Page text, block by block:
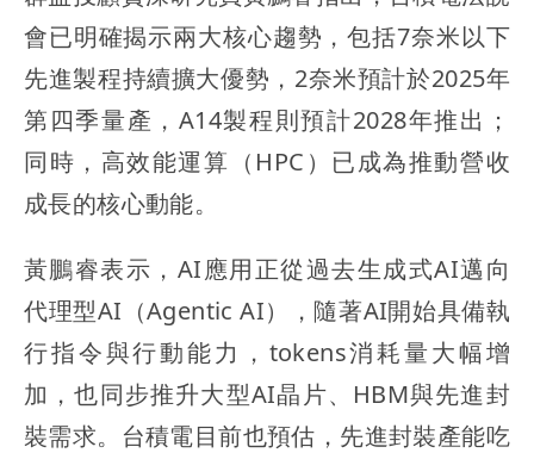
會已明確揭示兩大核心趨勢，包括7奈米以下
先進製程持續擴大優勢，2奈米預計於2025年
第四季量產，A14製程則預計2028年推出；
同時，高效能運算（HPC）已成為推動營收
成長的核心動能。
黃鵬睿表示，AI應用正從過去生成式AI邁向
代理型AI（Agentic AI），隨著AI開始具備執
行指令與行動能力，tokens消耗量大幅增
加，也同步推升大型AI晶片、HBM與先進封
裝需求。台積電目前也預估，先進封裝產能吃